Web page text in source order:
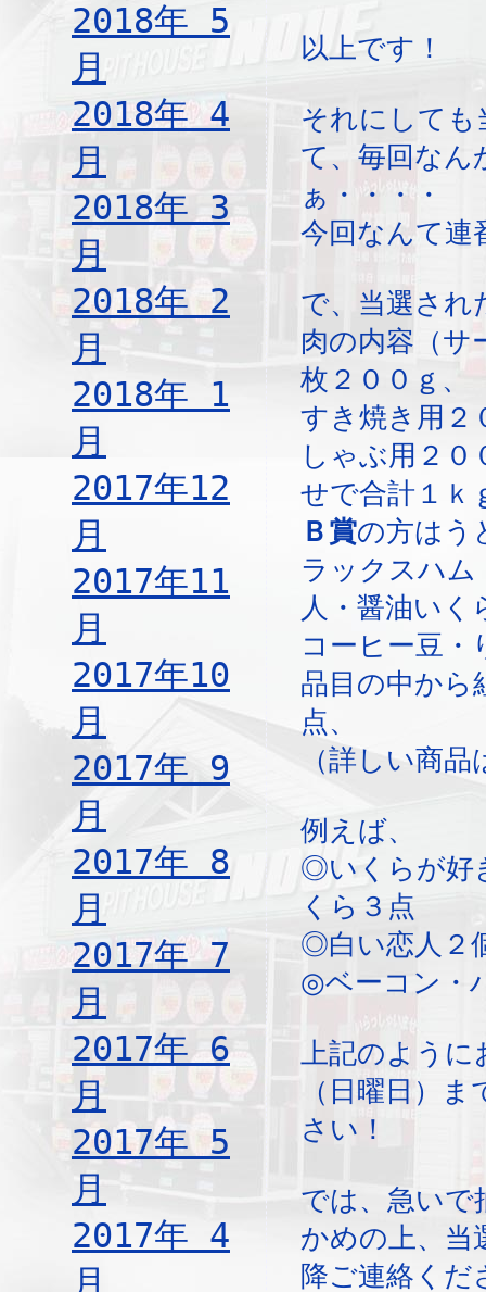
2018年 5
月
2018年 4
月
2018年 3
月
2018年 2
月
2018年 1
月
2017年12
月
2017年11
月
2017年10
月
2017年 9
月
2017年 8
月
2017年 7
月
2017年 6
月
2017年 5
月
2017年 4
月
以上です！
それにしても
て、毎回なん
ぁ・・・・
今回なんて連
で、当選され
肉の内容（サ
枚２００ｇ、
すき焼き用２
しゃぶ用２０
せで合計１ｋ
Ｂ賞の方はう
ラックスハム
人・醤油いく
コーヒー豆・
品目の中から
点、
（詳しい商品
例えば、
◎いくらが好
くら３点
◎白い恋人２
◎ベーコン・
上記のように
（日曜日）
さい！
では、急いで
かめの上、当
降ご連絡くだ